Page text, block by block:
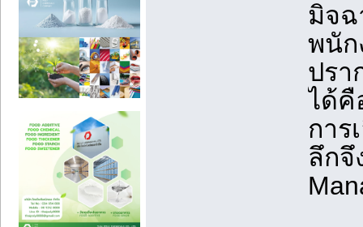
มิจ
พนัก
ปรา
ได้คื
การ
ลึกจึ